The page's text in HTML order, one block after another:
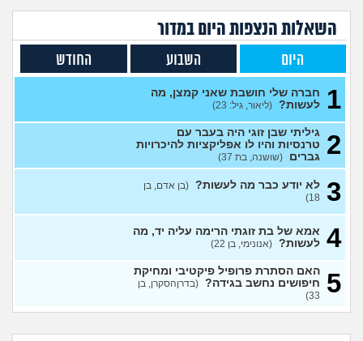
לתת לה זמן ולהשאיר המצב
כמו שהוא? (Flo-T, בן 41) עצות
לעשות קרחת ולשים פאה
(אנונימי, בן 20)
4
מבואס שלא היה לי אומץ
להתחיל עם מישהי שהיא בול
הטעם שלי (אנונימי, בן 25)
עצות
בחורה אובססיבית מה לעשות?
(אלירן, בן 30)
מתכננת חתונה ראשונה, יש
לכם עצות?
האם מה שאני מרגיש זה הגיוני
ותקין?
(לירון, בן 31)
איך להתגבר על רצון לקשר
לפני הזמן?
(אנונימית, בת 21)
הבילויים, זה מוריד לכם?
13
השאלות הנצפות היוםבמדור
היום השבוע החודש
1
חברה שלי חושבת שאני קמצן, מה
לעשות? (ליאור, גיל: 23)
2
גיליתי שבן זוגי היה בעבר עם
טרנסיות והיו לו אפליקציות להיכרויות
גברים (שושנה, בת 37)
3 לא יודע כבר מה לעשות? (בן אדם, בן
18)
4 אמא של בת זוגתי הרימה עליה יד, מה
לעשות? (אנונימי, בן 22)
5 האם הסתרת פרופיל פיקטיבי ומחיקת
חיפושים נחשב בגידה? (בדרןהסקרן, בן
33)